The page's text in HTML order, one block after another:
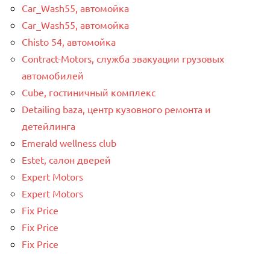
Car_Wash55, автомойка
Car_Wash55, автомойка
Chisto 54, автомойка
Contract-Motors, служба эвакуации грузовых
автомобилей
Cube, гостиничный комплекс
Detailing baza, центр кузовного ремонта и
детейлинга
Emerald wellness club
Estet, салон дверей
Expert Motors
Expert Motors
Fix Price
Fix Price
Fix Price